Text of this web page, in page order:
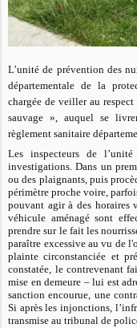
L’unité de prévention des
départementale de la
chargée de veiller au
sauvage », auquel se
règlement sanitaire
Les inspecteurs de
investigations. Dans un
ou des plaignants, puis
périmètre proche voire,
pouvant agir à des horaires
véhicule aménagé sont
prendre sur le fait les
paraître excessive au vu de
plainte circonstanciée et
constatée, le contrevenant
mise en demeure – lui est
sanction encourue, une
Si après les injonctions,
transmise au tribunal de